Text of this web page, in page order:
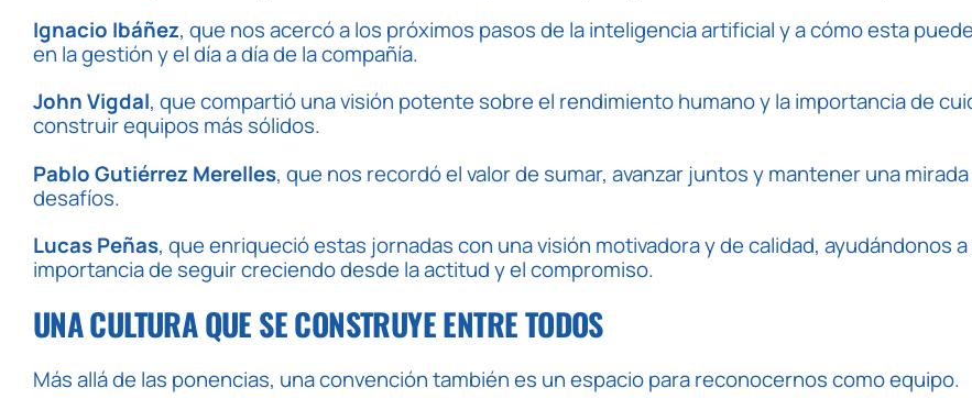
Ignacio Ibáñez, que nos acercó a los próximos pasos de la inteligencia artificial y a cómo esta
en la gestión y el día a día de la compañía.
John Vigdal, que compartió una visión potente sobre el rendimiento humano y la importancia de
construir equipos más sólidos.
Pablo Gutiérrez Merelles, que nos recordó el valor de sumar, avanzar juntos y mantener una
desafíos.
Lucas Peñas, que enriqueció estas jornadas con una visión motivadora y de calidad, ayudándonos
importancia de seguir creciendo desde la actitud y el compromiso.
UNA CULTURA QUE SE CONSTRUYE ENTRE TODOS
Más allá de las ponencias, una convención también es un espacio para reconocernos como equipo.